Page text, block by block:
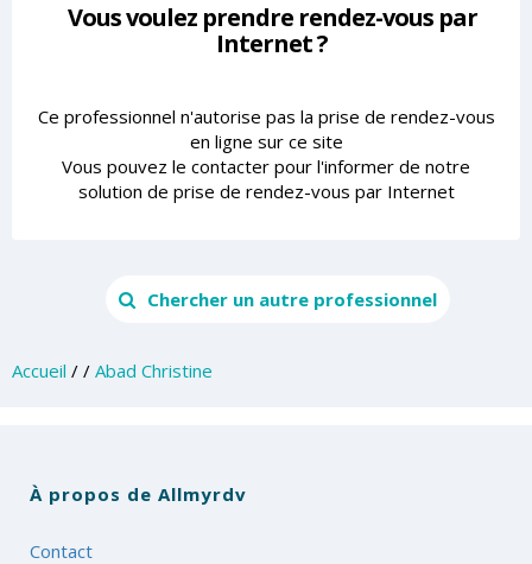
Vous voulez prendre rendez-vous par
Internet ?
Ce professionnel n'autorise pas la prise de rendez-vous
en ligne sur ce site
Vous pouvez le contacter pour l'informer de notre
solution de prise de rendez-vous par Internet
Chercher un autre professionnel
Accueil / / Abad Christine
À propos de Allmyrdv
Contact